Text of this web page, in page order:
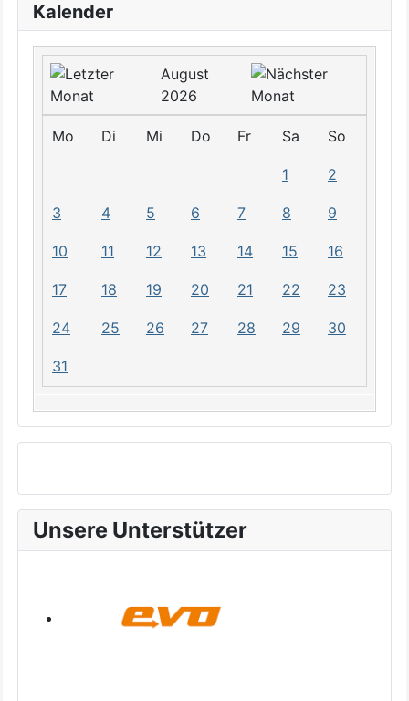
Kalender
August
2026
Mo Di Mi Do Fr Sa So
1 2
3 4 5 6 7 8 9
10 11 12 13 14 15 16
17 18 19 20 21 22 23
24 25 26 27 28 29 30
31
Unsere Unterstützer